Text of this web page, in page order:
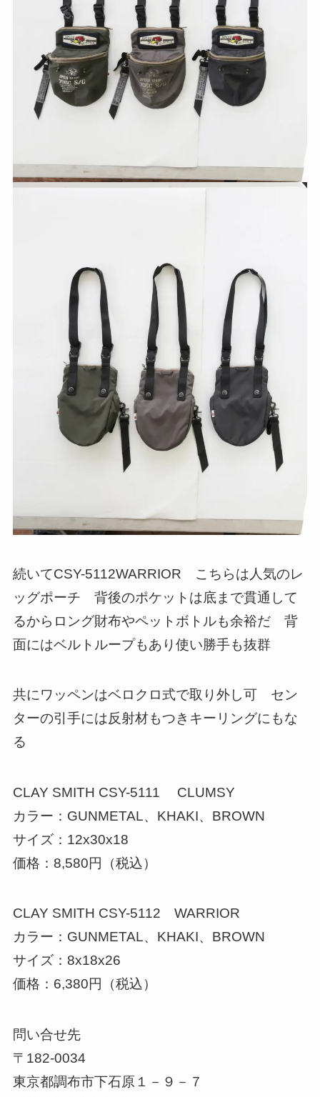
続いてCSY-5112WARRIOR こちらは人気のレ
ッグポーチ 背後のポケットは底まで貫通して
るからロング財布やペットボトルも余裕だ 背
面にはベルトループもあり使い勝手も抜群
共にワッペンはベロクロ式で取り外し可 セン
ターの引手には反射材もつきキーリングにもな
る
CLAY SMITH CSY-5111 CLUMSY
カラー：GUNMETAL、KHAKI、BROWN
サイズ：12x30x18
価格：8,580円（税込）
CLAY SMITH CSY-5112 WARRIOR
カラー：GUNMETAL、KHAKI、BROWN
サイズ：8x18x26
価格：6,380円（税込）
問い合せ先
〒182-0034
東京都調布市下石原１－９－７